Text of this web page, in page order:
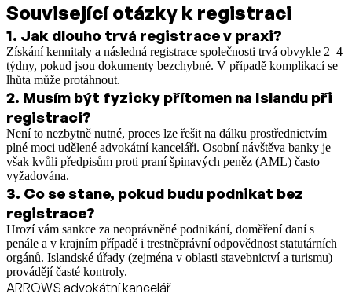
Související otázky k registraci
1. Jak dlouho trvá registrace v praxi?
Získání kennitaly a následná registrace společnosti trvá obvykle 2–4
týdny, pokud jsou dokumenty bezchybné. V případě komplikací se
lhůta může protáhnout.
2. Musím být fyzicky přítomen na Islandu při
registraci?
Není to nezbytně nutné, proces lze řešit na dálku prostřednictvím
plné moci udělené advokátní kanceláři. Osobní návštěva banky je
však kvůli předpisům proti praní špinavých peněz (AML) často
vyžadována.
3. Co se stane, pokud budu podnikat bez
registrace?
Hrozí vám sankce za neoprávněné podnikání, doměření daní s
penále a v krajním případě i trestněprávní odpovědnost statutárních
orgánů. Islandské úřady (zejména v oblasti stavebnictví a turismu)
provádějí časté kontroly.
ARROWS advokátní kancelář